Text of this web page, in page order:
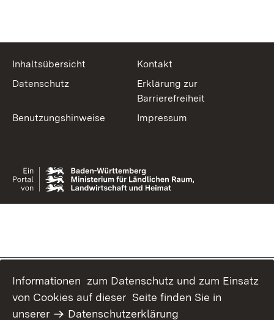
Inhaltsübersicht
Kontakt
Datenschutz
Erklärung zur
Barrierefreiheit
Benutzungshinweise
Impressum
Informationen zum Datenschutz und zum Einsatz
von Cookies auf dieser Seite finden Sie in
unserer
Datenschutzerklärung